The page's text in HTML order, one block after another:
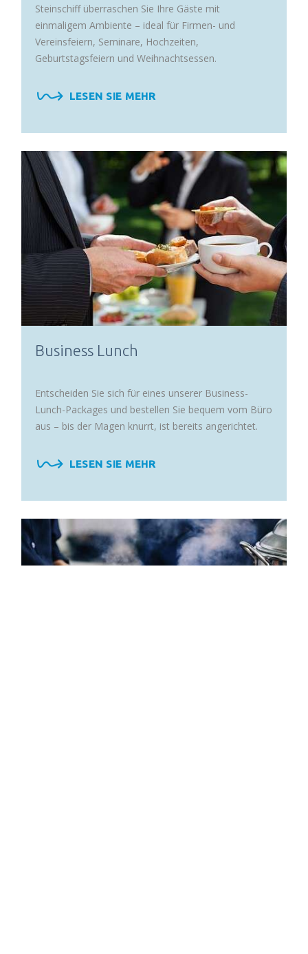
Steinschiff überraschen Sie Ihre Gäste mit
einmaligem Ambiente – ideal für Firmen- und
Vereinsfeiern, Seminare, Hochzeiten,
Geburtstagsfeiern und Weihnachtsessen.
LESEN SIE MEHR
Business Lunch
Entscheiden Sie sich für eines unserer Business-
Lunch-Packages und bestellen Sie bequem vom Büro
aus – bis der Magen knurrt, ist bereits angerichtet.
LESEN SIE MEHR